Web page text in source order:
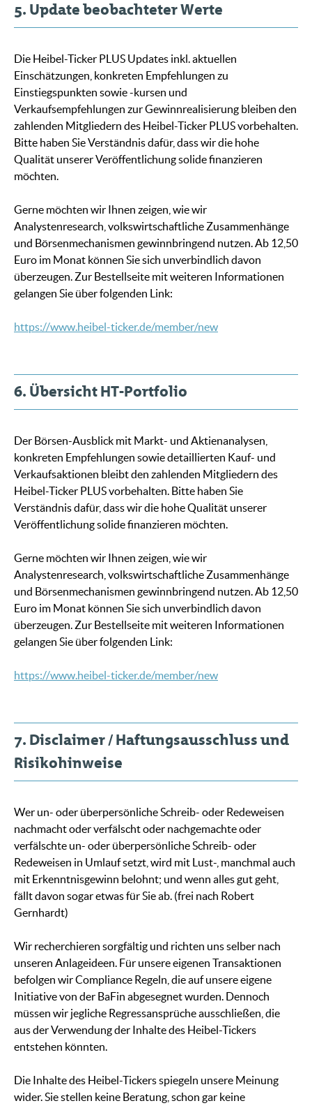
5. Update beobachteter Werte
Die Heibel-Ticker PLUS Updates inkl. aktuellen
Einschätzungen, konkreten Empfehlungen zu
Einstiegspunkten sowie -kursen und
Verkaufsempfehlungen zur Gewinnrealisierung bleiben den
zahlenden Mitgliedern des Heibel-Ticker PLUS vorbehalten.
Bitte haben Sie Verständnis dafür, dass wir die hohe
Qualität unserer Veröffentlichung solide finanzieren
möchten.
Gerne möchten wir Ihnen zeigen, wie wir
Analystenresearch, volkswirtschaftliche Zusammenhänge
und Börsenmechanismen gewinnbringend nutzen. Ab 12,50
Euro im Monat können Sie sich unverbindlich davon
überzeugen. Zur Bestellseite mit weiteren Informationen
gelangen Sie über folgenden Link:
https://www.heibel-ticker.de/member/new
6. Übersicht HT-Portfolio
Der Börsen-Ausblick mit Markt- und Aktienanalysen,
konkreten Empfehlungen sowie detaillierten Kauf- und
Verkaufsaktionen bleibt den zahlenden Mitgliedern des
Heibel-Ticker PLUS vorbehalten. Bitte haben Sie
Verständnis dafür, dass wir die hohe Qualität unserer
Veröffentlichung solide finanzieren möchten.
Gerne möchten wir Ihnen zeigen, wie wir
Analystenresearch, volkswirtschaftliche Zusammenhänge
und Börsenmechanismen gewinnbringend nutzen. Ab 12,50
Euro im Monat können Sie sich unverbindlich davon
überzeugen. Zur Bestellseite mit weiteren Informationen
gelangen Sie über folgenden Link:
https://www.heibel-ticker.de/member/new
7. Disclaimer / Haftungsausschluss und
Risikohinweise
Wer un- oder überpersönliche Schreib- oder Redeweisen
nachmacht oder verfälscht oder nachgemachte oder
verfälschte un- oder überpersönliche Schreib- oder
Redeweisen in Umlauf setzt, wird mit Lust-, manchmal auch
mit Erkenntnisgewinn belohnt; und wenn alles gut geht,
fällt davon sogar etwas für Sie ab. (frei nach Robert
Gernhardt)
Wir recherchieren sorgfältig und richten uns selber nach
unseren Anlageideen. Für unsere eigenen Transaktionen
befolgen wir Compliance Regeln, die auf unsere eigene
Initiative von der BaFin abgesegnet wurden. Dennoch
müssen wir jegliche Regressansprüche ausschließen, die
aus der Verwendung der Inhalte des Heibel-Tickers
entstehen könnten.
Die Inhalte des Heibel-Tickers spiegeln unsere Meinung
wider. Sie stellen keine Beratung, schon gar keine